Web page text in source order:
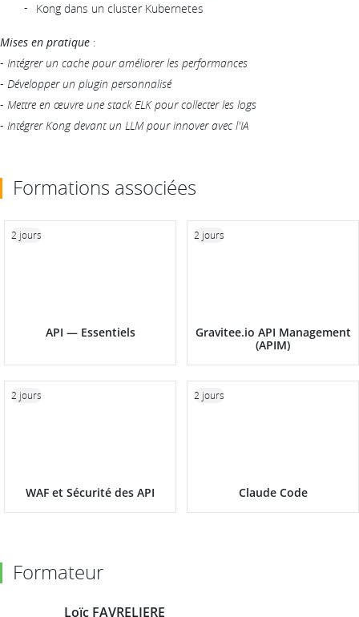
Kong dans un cluster Kubernetes
Mises en pratique :
- Intégrer un cache pour améliorer les performances
- Développer un plugin personnalisé
- Mettre en œuvre une stack ELK pour collecter les logs
- Intégrer Kong devant un LLM pour innover avec l'IA
Formations associées
API — Essentiels
2 jours
Gravitee.io API Management
(APIM)
2 jours
WAF et Sécurité des API
2 jours
Claude Code
2 jours
Formateur
Loïc FAVRELIERE